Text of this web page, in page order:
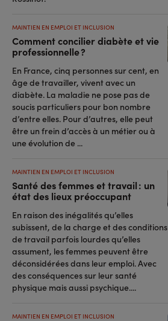
Comment concilier diabète et vie
professionnelle ?
MAINTIEN EN EMPLOI ET INCLUSION
En France, cinq personnes sur cent, en
âge de travailler, vivent avec un
diabète. La maladie ne pose pas de
soucis particuliers pour bon nombre
d’entre elles. Pour d’autres, elle peut
être un frein d’accès à un métier ou à
une évolution de ...
Santé des femmes et travail : un
état des lieux préoccupant
MAINTIEN EN EMPLOI ET INCLUSION
En raison des inégalités qu’elles
subissent, de la charge et des conditions
de travail parfois lourdes qu’elles
assument, les femmes peuvent être
déconsidérées dans leur emploi. Avec
des conséquences sur leur santé
physique mais aussi psychique....
MAINTIEN EN EMPLOI ET INCLUSION